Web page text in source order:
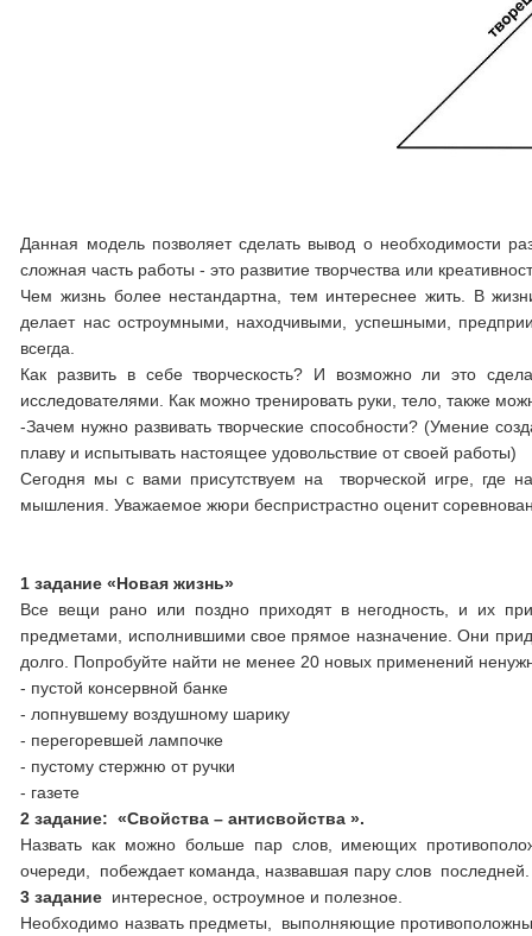
Данная модель позволяет сделать вывод о необходимости
сложная часть работы - это развитие творчества или
Чем жизнь более нестандартна, тем интереснее жить. В
делает нас остроумными, находчивыми, успешными,
всегда.
Как развить в себе творческость? И возможно ли это
исследователями. Как можно тренировать руки, тело, также
-Зачем нужно развивать творческие способности? (Умение
плаву и испытывать настоящее удовольствие от своей работы)
Сегодня мы с вами присутствуем на творческой игре, где
мышления. Уважаемое жюри беспристрастно оценит
1 задание «Новая жизнь»
Все вещи рано или поздно приходят в негодность, и их
предметами, исполнившими свое прямое назначение. Они
долго. Попробуйте найти не менее 20 новых применений
- пустой консервной банке
- лопнувшему воздушному шарику
- перегоревшей лампочке
- пустому стержню от ручки
- газете
2 задание: «Свойства – антисвойства ».
Назвать как можно больше пар слов, имеющих
очереди, побеждает команда, назвавшая пару слов последней.
3 задание интересное, остроумное и полезное.
Необходимо назвать предметы, выполняющие